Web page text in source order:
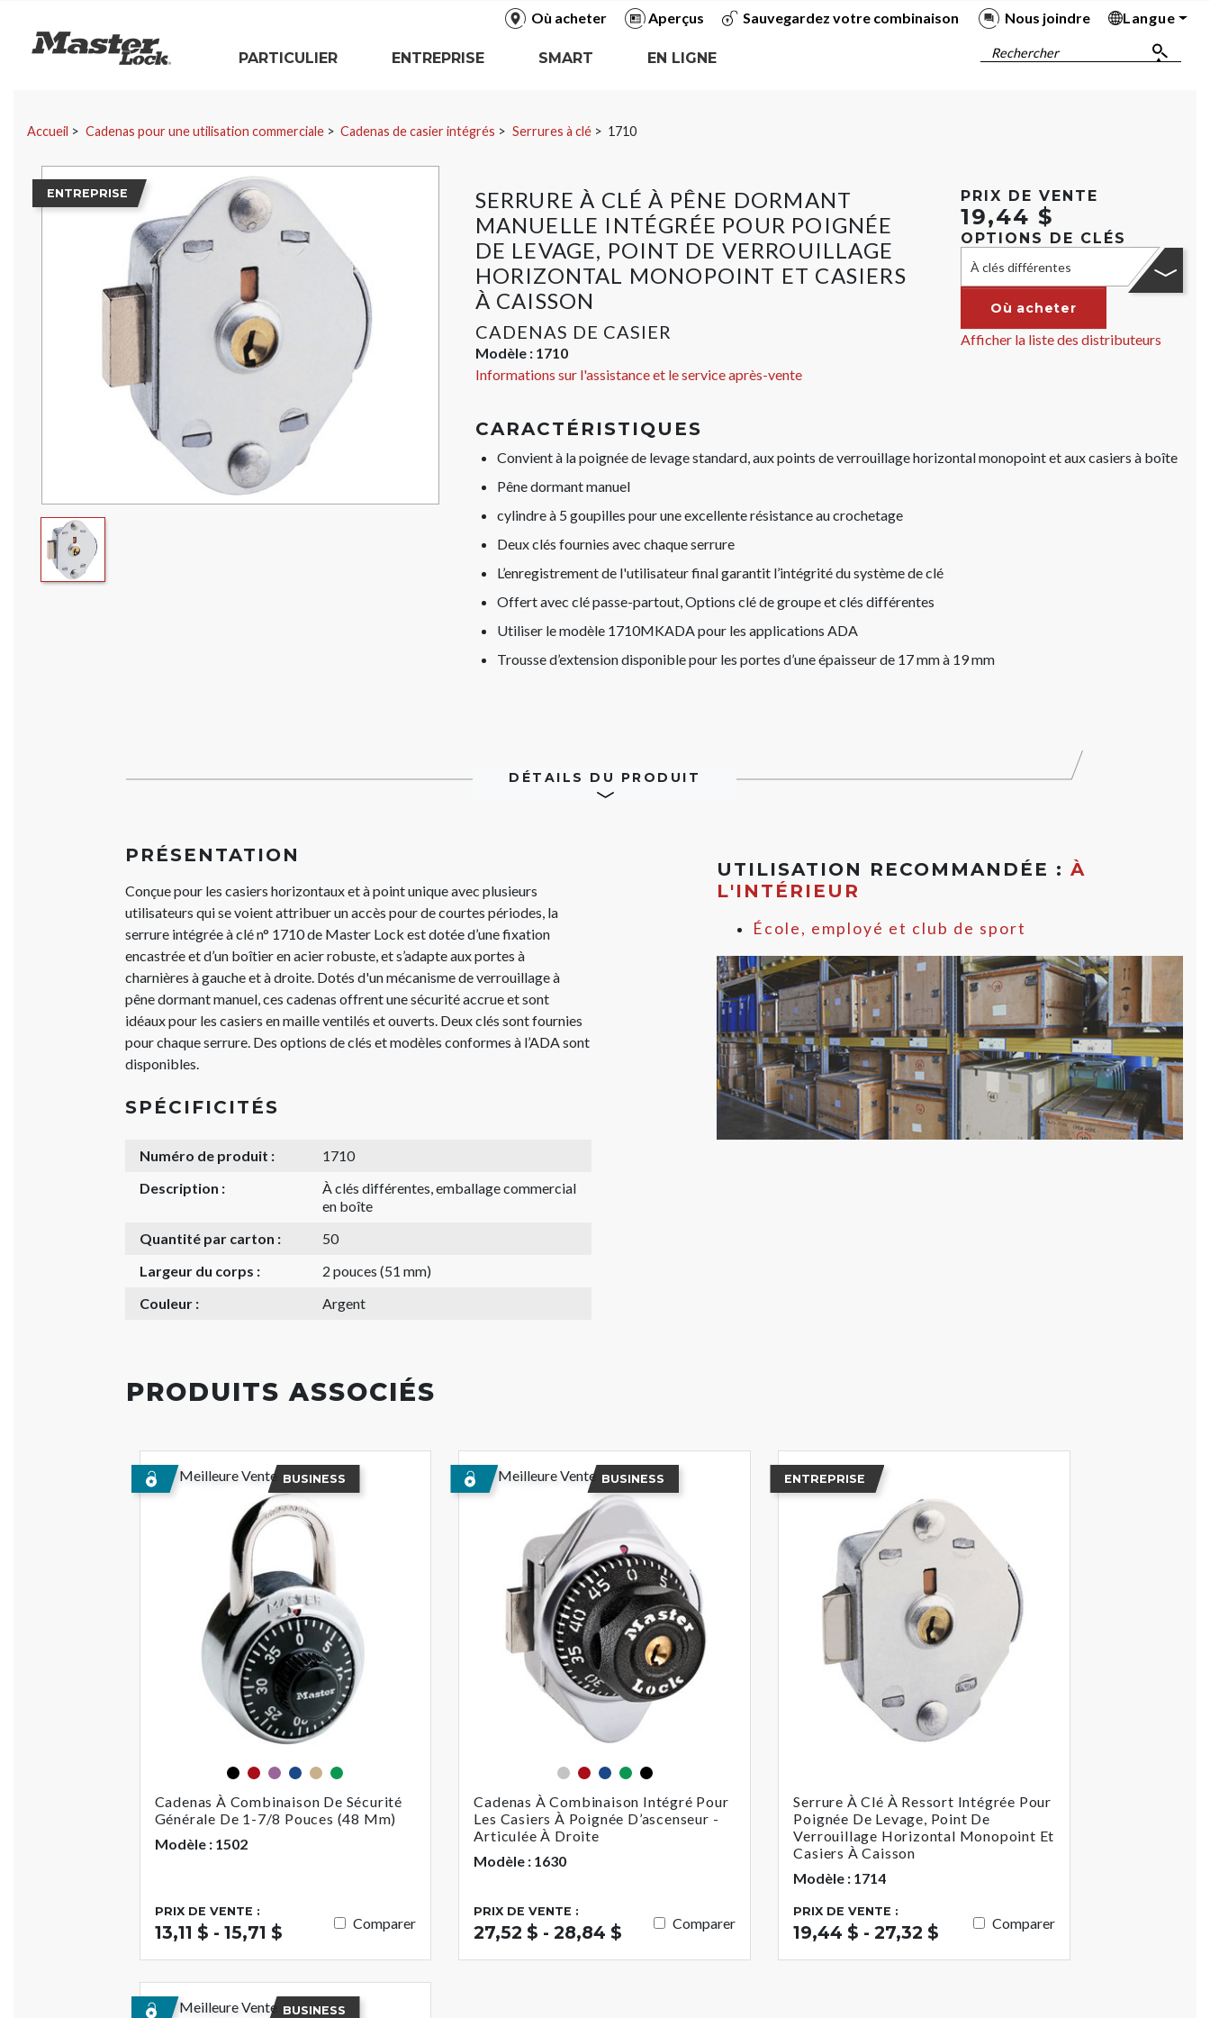
Où acheter Aperçus Sauvegardez votre combinaison Nous joindre
Langue
Master Lock
Rechercher
PARTICULIER
ENTREPRISE
SMART
EN LIGNE
Accueil Cadenas pour une utilisation commerciale Cadenas de casier intégrés Serrures à clé 1710
SERRURE À CLÉ À PÊNE DORMANT
MANUELLE INTÉGRÉE POUR POIGNÉE
DE LEVAGE, POINT DE VERROUILLAGE
HORIZONTAL MONOPOINT ET CASIERS
À CAISSON
CADENAS DE CASIER
Modèle : 1710
Informations sur l'assistance et le service après-vente
ENTREPRISE PRIX DE VENTE
19,44 $
OPTIONS DE CLÉS
À clés différentes
Où acheter
Afficher la liste des distributeurs
CARACTÉRISTIQUES
Convient à la poignée de levage standard, aux points de verrouillage horizontal monopoint et aux casiers à boîte
Pêne dormant manuel
cylindre à 5 goupilles pour une excellente résistance au crochetage
Deux clés fournies avec chaque serrure
L’enregistrement de l'utilisateur final garantit l’intégrité du système de clé
Offert avec clé passe-partout, Options clé de groupe et clés différentes
Utiliser le modèle 1710MKADA pour les applications ADA
Trousse d’extension disponible pour les portes d’une épaisseur de 17 mm à 19 mm
DÉTAILS DU PRODUIT
PRÉSENTATION
Conçue pour les casiers horizontaux et à point unique avec plusieurs
utilisateurs qui se voient attribuer un accès pour de courtes périodes, la
serrure intégrée à clé n° 1710 de Master Lock est dotée d’une fixation
encastrée et d’un boîtier en acier robuste, et s’adapte aux portes à
charnières à gauche et à droite. Dotés d'un mécanisme de verrouillage à
pêne dormant manuel, ces cadenas offrent une sécurité accrue et sont
idéaux pour les casiers en maille ventilés et ouverts. Deux clés sont fournies
pour chaque serrure. Des options de clés et modèles conformes à l’ADA sont
disponibles.
SPÉCIFICITÉS
Numéro de produit :
1710
Description :
À clés différentes, emballage commercial
en boîte
Quantité par carton :
50
Largeur du corps :
2 pouces (51 mm)
Couleur :
Argent
UTILISATION RECOMMANDÉE :À
L'INTÉRIEUR
École, employé et club de sport
PRODUITS ASSOCIÉS
Meilleure Vente BUSINESS
NoirRougeViolet
BleuOr Vert
Cadenas À Combinaison De Sécurité
Générale De 1-7/8 Pouces (48 Mm)
Modèle : 1502
PRIX DE VENTE :
13,11 $ - 15,71 $ Comparer
Meilleure Vente BUSINESS
Argent
Rouge
BleuVertNoir
Cadenas À Combinaison Intégré Pour
Les Casiers À Poignée D’ascenseur -
Articulée À Droite
Modèle : 1630
PRIX DE VENTE :
27,52 $ - 28,84 $ Comparer
ENTREPRISE
Serrure À Clé À Ressort Intégrée Pour
Poignée De Levage, Point De
Verrouillage Horizontal Monopoint Et
Casiers À Caisson
Modèle : 1714
PRIX DE VENTE :
19,44 $ - 27,32 $ Comparer
Meilleure Vente BUSINESS